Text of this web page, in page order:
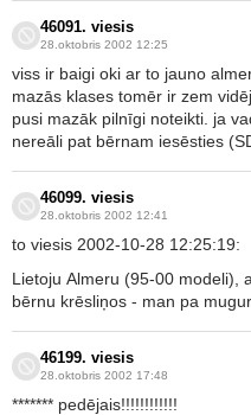
46091. viesis
28.oktobris 2002 12:25
viss ir baigi oki ar to jauno
mazās klases tomēr ir zem
pusi mazāk pilnīgi noteikti. ja
nereāli pat bērnam iesēsties
46099. viesis
28.oktobris 2002 12:41
to viesis 2002-10-28 12:25:19:
Lietoju Almeru (95-00 modeli),
bērnu krēsliņos - man pa
46199. viesis
28.oktobris 2002 17:48
******* pedējais!!!!!!!!!!!!